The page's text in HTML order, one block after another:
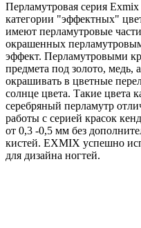
Перламутровая серия Exmix
категории "эффектных"
имеют перламутровые
окрашенных
эффект. Перламутровыми
предмета под золото,
окрашивать в цветные
солнце цвета. Такие цвета
серебряный перламутр
работы с серией красок
от 0,3 -0,5 мм без
кистей. EXMIX успешно
для дизайна ногтей.